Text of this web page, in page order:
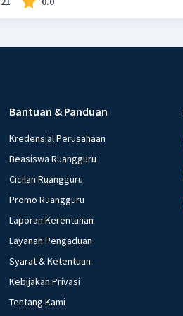
Bantuan & Panduan
Kredensial Perusahaan
Beasiswa Ruangguru
Cicilan Ruangguru
Promo Ruangguru
Laporan Kerentanan
Layanan Pengaduan
Syarat & Ketentuan
Kebijakan Privasi
Tentang Kami